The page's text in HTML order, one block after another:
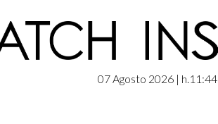
07 Agosto 2026 | h.11:44